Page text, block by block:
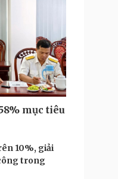
mục tiêu
10%, giải
trong